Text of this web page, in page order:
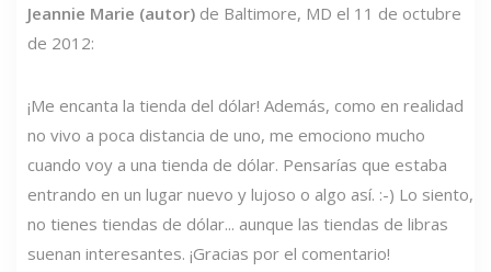
Jeannie Marie (autor) de Baltimore, MD el 11 de octubre
de 2012:
¡Me encanta la tienda del dólar! Además, como en realidad
no vivo a poca distancia de uno, me emociono mucho
cuando voy a una tienda de dólar. Pensarías que estaba
entrando en un lugar nuevo y lujoso o algo así. :-) Lo siento,
no tienes tiendas de dólar... aunque las tiendas de libras
suenan interesantes. ¡Gracias por el comentario!